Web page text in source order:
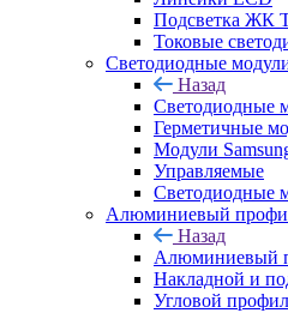
Подсветка ЖК
Токовые
Светодиодные
Назад
Светодиодные
Герметичные
Модули
Управляемые
Светодиодные
Алюминиевый
Назад
Алюминиевый
Накладной и
Угловой